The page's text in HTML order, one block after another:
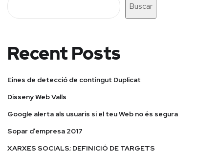
Buscar
Recent Posts
Eines de detecció de contingut Duplicat
Disseny Web Valls
Google alerta als usuaris si el teu Web no és segura
Sopar d’empresa 2017
XARXES SOCIALS; DEFINICIÓ DE TARGETS